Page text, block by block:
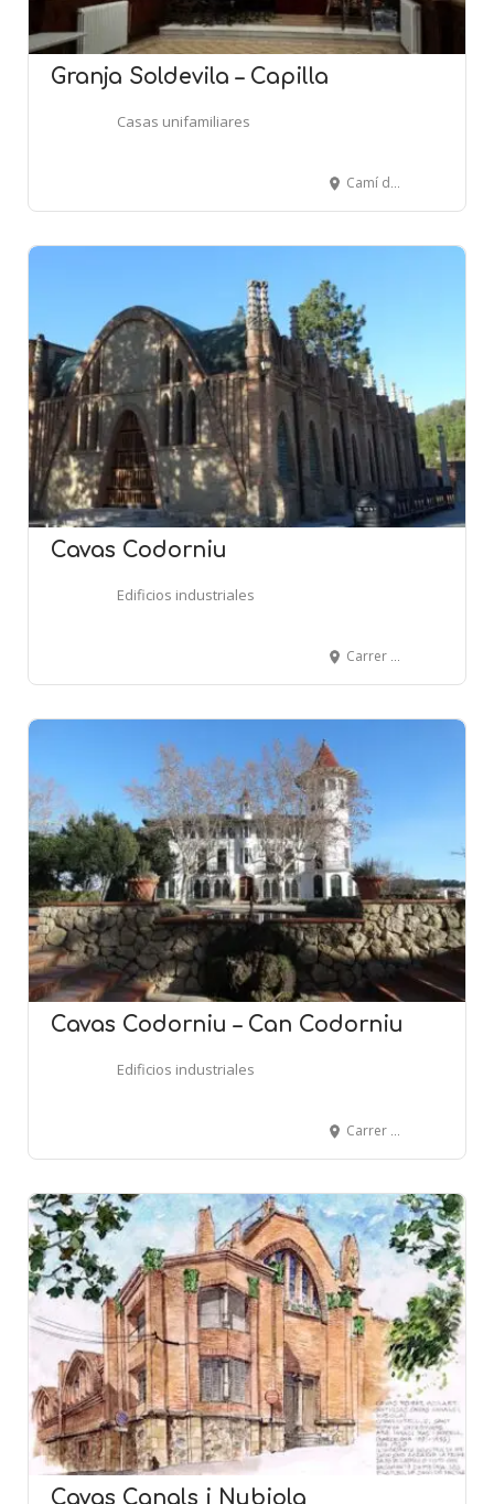
Granja Soldevila – Capilla
Casas unifamiliares
Camí de la Granja - SANTA PERPÈTUA DE MOGODA
Cavas Codorniu
Edificios industriales
Carrer de Can Codorniu - SANT SADURNÍ D'ANOIA
Cavas Codorniu – Can Codorniu
Edificios industriales
Carrer de Can Codorniu - SANT SADURNÍ D'ANOIA
Cavas Canals i Nubiola